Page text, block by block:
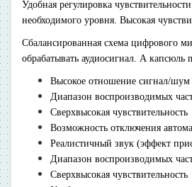
Удобная регулировка
необходимого уровня. Высокая
Сбалансированная схема цифрового
обрабатывать аудиосигнал. А
Высокое отношение сигнал/шум
Диапазон воспроизводимых
Сверхвысокая чувствительность
Возможность отключения
Реалистичный звук (эффект
Диапазон воспроизводимых
Сверхвысокая чувствительность